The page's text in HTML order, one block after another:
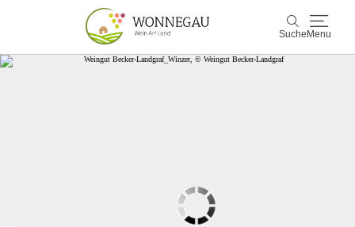
Suche Menu
Kultur & Events